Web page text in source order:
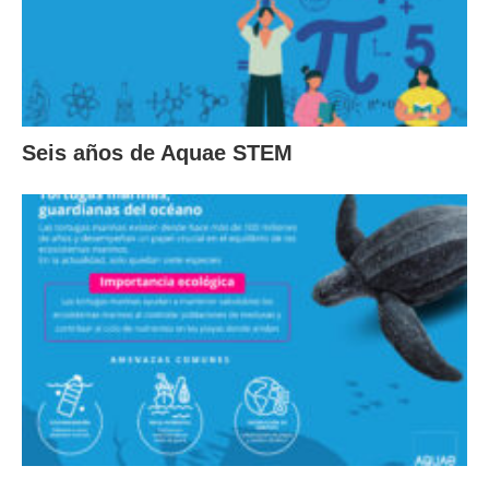
Seis años de Aquae STEM